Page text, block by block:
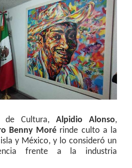
de Cultura,Alpidio Alonso,
Benny Moré rinde culto a la
y México, y lo consideró un
frente a la industria